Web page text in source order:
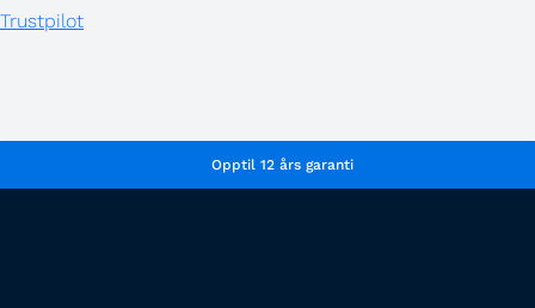
Trustpilot
Opptil 12 års garanti